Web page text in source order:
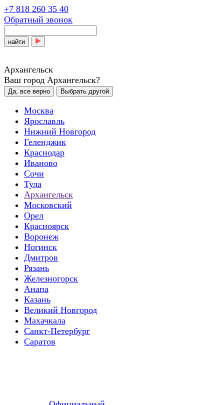
+7 818 260 35 40
Обратный звонок
найти
Архангельск
Ваш город Архангельск?
Да, все верно Выбрать другой
Москва
Ярославль
Нижний Новгород
Геленджик
Краснодар
Иваново
Сочи
Тула
Архангельск
Московский
Орел
Красноярск
Воронеж
Ногинск
Дмитров
Рязань
Железногорск
Анапа
Казань
Великий Новгород
Махачкала
Санкт-Петербург
Саратов